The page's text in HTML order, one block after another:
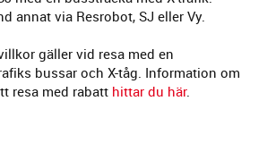
annat via Resrobot, SJ eller Vy.
gäller vid resa med en
bussar och X-tåg. Information om
resa med rabatt hittar du här.